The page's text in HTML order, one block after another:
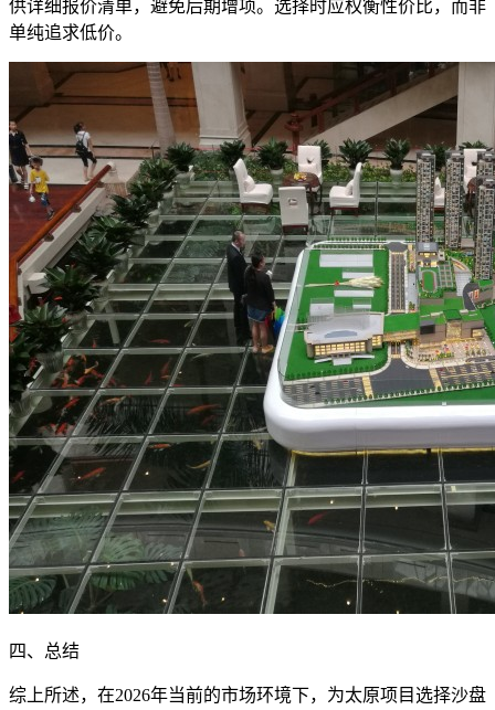
供详细报价清单，避免后期增项。选择时应权衡性价比，而非
单纯追求低价。
四、总结
综上所述，在2026年当前的市场环境下，为太原项目选择沙盘